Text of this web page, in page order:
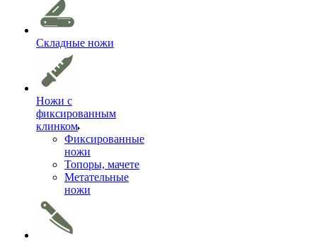
Складные ножи
Ножи с
фиксированным
клинком
Фиксированные
ножи
Топоры, мачете
Метательные
ножи